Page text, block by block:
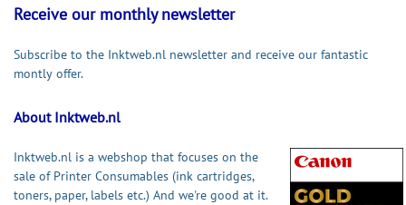
Receive our monthly newsletter
Subscribe to the Inktweb.nl newsletter and receive our fantastic
montly offer.
About Inktweb.nl
Inktweb.nl is a webshop that focuses on the
sale of Printer Consumables (ink cartridges,
toners, paper, labels etc.) And we're good at it.